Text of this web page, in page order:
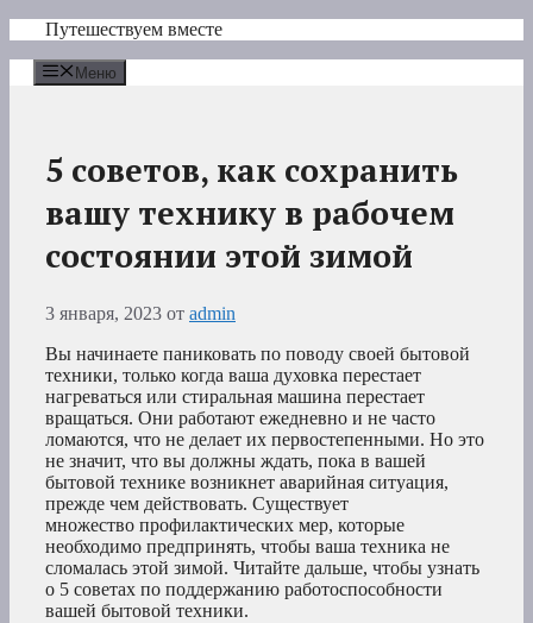
Перейти
содержимому
Путешествуем вместе
Меню
5 советов, как сохранить
вашу технику в рабочем
состоянии этой зимой
3 января, 2023 от admin
Вы начинаете паниковать по поводу своей бытовой
техники, только когда ваша духовка перестает
нагреваться или стиральная машина перестает
вращаться. Они работают ежедневно и не часто
ломаются, что не делает их первостепенными. Но это
не значит, что вы должны ждать, пока в вашей
бытовой технике возникнет аварийная ситуация,
прежде чем действовать. Существует
множество профилактических мер, которые
необходимо предпринять, чтобы ваша техника не
сломалась этой зимой. Читайте дальше, чтобы узнать
о 5 советах по поддержанию работоспособности
вашей бытовой техники.